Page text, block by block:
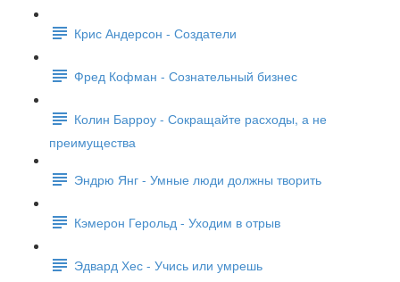
Крис Андерсон - Создатели
Фред Кофман - Сознательный бизнес
Колин Барроу - Сокращайте расходы, а не
преимущества
Эндрю Янг - Умные люди должны творить
Кэмерон Герольд - Уходим в отрыв
Эдвард Хес - Учись или умрешь